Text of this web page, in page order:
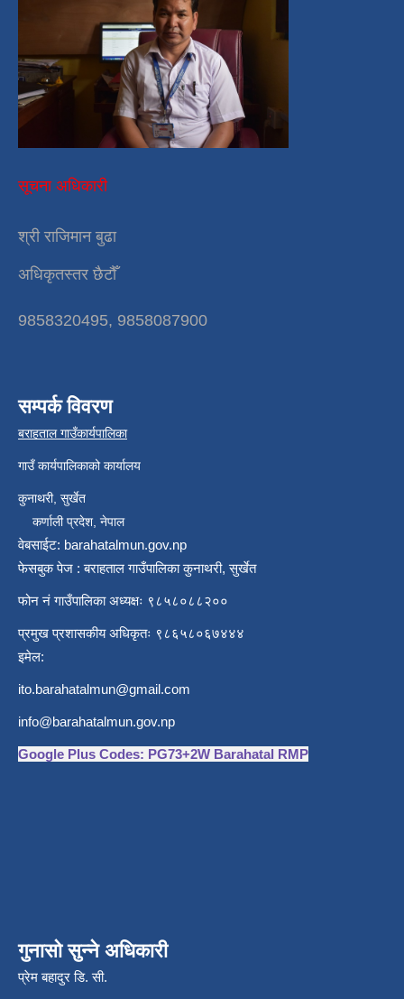
सूचना अधिकारी
श्री राजिमान बुढा
अधिकृतस्तर छैटौँ
9858320495, 9858087900
सम्पर्क विवरण
बराहताल गाउँकार्यपालिका
गाउँ कार्यपालिकाको कार्यालय
कुनाथरी, सुर्खेत
कर्णाली प्रदेश, नेपाल
वेबसाईट: barahatalmun.gov.np
फेसबुक पेज : बराहताल गाउँपालिका कुनाथरी, सुर्खेत
फोन नं गाउँपालिका अध्यक्षः ९८५८०८८२००
प्रमुख प्रशासकीय अधिकृतः ९८६५८०६७४४४
इमेल:
ito.barahatalmun@gmail.com
info@barahatalmun.gov.np
Google Plus Codes: PG73+2W Barahatal RMP
गुनासो सुन्ने अधिकारी
प्रेम बहादुर डि. सी.